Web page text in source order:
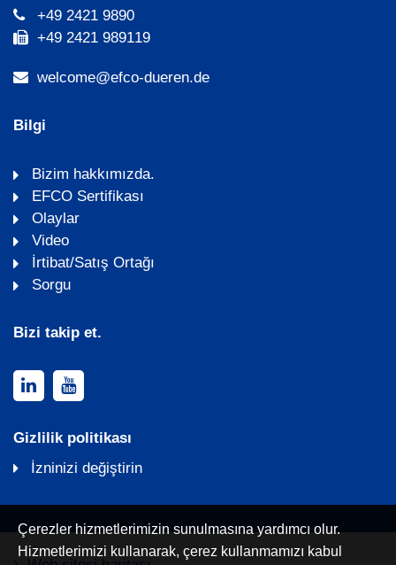
+49 2421 9890
+49 2421 989119
welcome@efco-dueren.de
Bilgi
Bizim hakkımızda.
EFCO Sertifikası
Olaylar
Video
İrtibat/Satış Ortağı
Sorgu
Bizi takip et.
Gizlilik politikası
İzninizi değiştirin
Çerezler hizmetlerimizin sunulmasına yardımcı olur.
Hizmetlerimizi kullanarak, çerez kullanmamızı kabul